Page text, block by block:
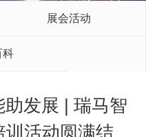
展会活动
科
助发展 | 瑞马智
活动圆满结